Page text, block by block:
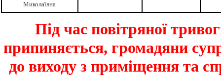
Миколаївна
Під час повітряної
припиняється, громадяни
до виходу з приміщення та